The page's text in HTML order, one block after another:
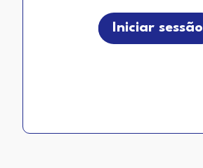
Iniciar sessão